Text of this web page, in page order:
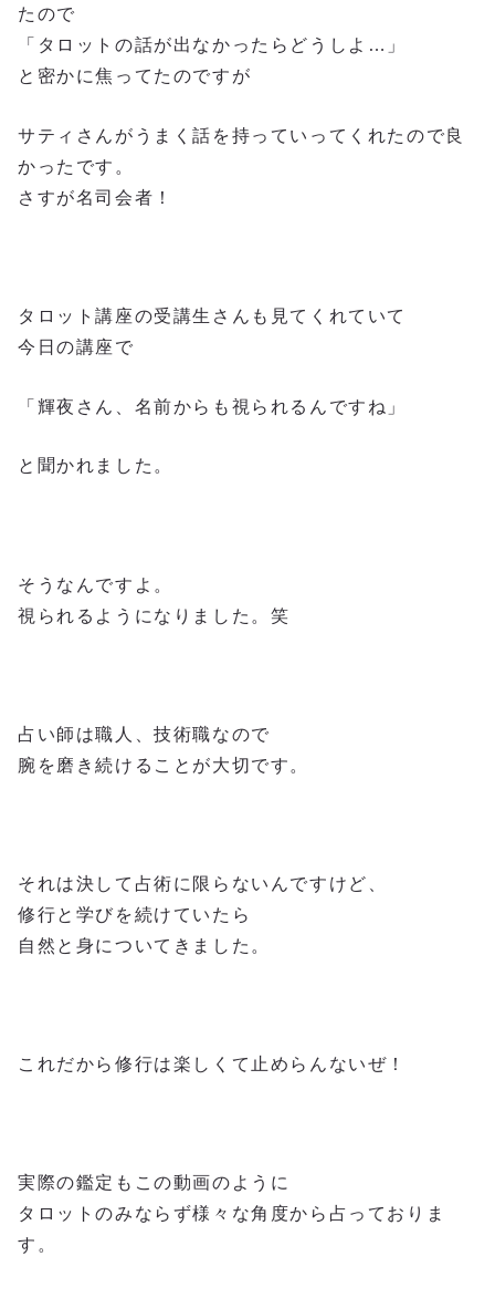
たので
「タロットの話が出なかったらどうしよ…」
と密かに焦ってたのですが
サティさんがうまく話を持っていってくれたので良
かったです。
さすが名司会者！
タロット講座の受講生さんも見てくれていて
今日の講座で
「輝夜さん、名前からも視られるんですね」
と聞かれました。
そうなんですよ。
視られるようになりました。笑
占い師は職人、技術職なので
腕を磨き続けることが大切です。
それは決して占術に限らないんですけど、
修行と学びを続けていたら
自然と身についてきました。
これだから修行は楽しくて止めらんないぜ！
実際の鑑定もこの動画のように
タロットのみならず様々な角度から占っておりま
す。